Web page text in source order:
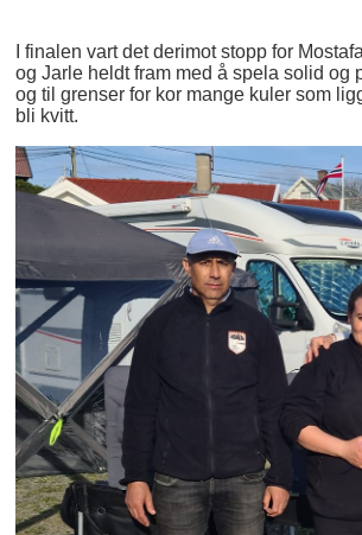
I finalen vart det derimot stopp for
og Jarle heldt fram med å spela solid og
og til grenser for kor mange kuler som
bli kvitt.